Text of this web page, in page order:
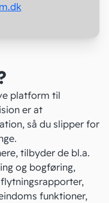
platform til
er at
så du slipper for
tilbyder de bl.a.
og bogføring,
funktioner,